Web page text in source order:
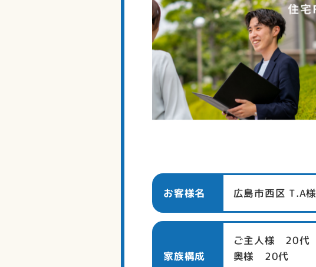
お客様名 広島市西区 T.A様
家族構成
ご主人様 20代
奥様 20代